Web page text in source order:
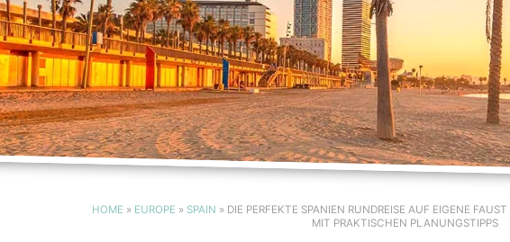
HOME » EUROPE » SPAIN » DIE PERFEKTE SPANIEN RUNDREISE AUF EIGENE FAUST
IT PRAKTISCHEN PLANUNGSTIPPS